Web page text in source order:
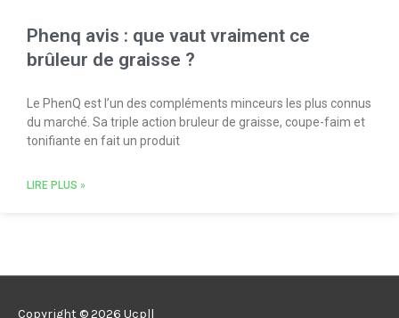
Phenq avis : que vaut vraiment ce
brûleur de graisse ?
Le PhenQ est l’un des compléments minceurs les plus connus
du marché. Sa triple action bruleur de graisse, coupe-faim et
tonifiante en fait un produit
LIRE PLUS »
Copyright © 2026 Ucpll